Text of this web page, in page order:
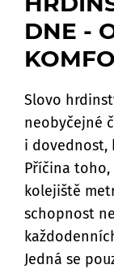
DNE -
Slovo
neobyčejné
i dovednost,
Příčina toho,
kolejiště
schopnost
Jedná se